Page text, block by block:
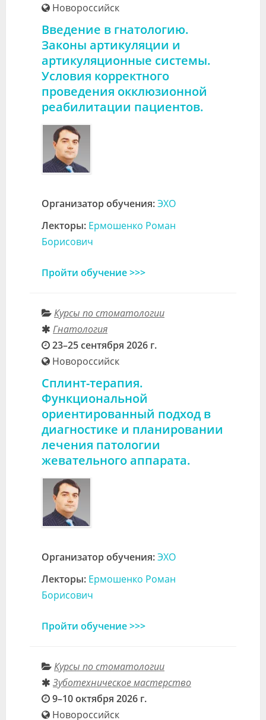
Новороссийск
Введение в гнатологию.
Законы артикуляции и
артикуляционные системы.
Условия корректного
проведения окклюзионной
реабилитации пациентов.
Организатор обучения:ЭХО
Лекторы: Ермошенко Роман
Борисович
Пройти обучение >>>
Курсы по стоматологии
Гнатология
23–25 сентября 2026 г.
Новороссийск
Сплинт-терапия.
Функциональной
ориентированный подход в
диагностике и планировании
лечения патологии
жевательного аппарата.
Организатор обучения:ЭХО
Лекторы: Ермошенко Роман
Борисович
Пройти обучение >>>
Курсы по стоматологии
Зуботехническое мастерство
9–10 октября 2026 г.
Новороссийск